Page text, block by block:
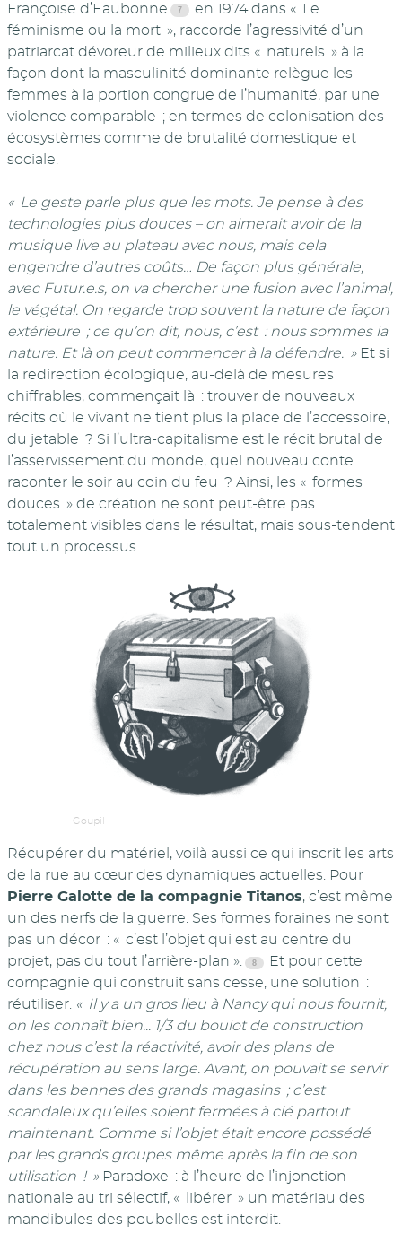
Françoise d’Eaubonne
en 1974 dans « Le
féminisme ou la mort », raccorde l’agressivité d’un
patriarcat dévoreur de milieux dits « naturels » à la
façon dont la masculinité dominante relègue les
femmes à la portion congrue de l’humanité, par une
violence comparable ; en termes de colonisation des
écosystèmes comme de brutalité domestique et
sociale.
« Le geste parle plus que les mots. Je pense à des
technologies plus douces – on aimerait avoir de la
musique live au plateau avec nous, mais cela
engendre d’autres coûts… De façon plus générale,
avec Futur.e.s, on va chercher une fusion avec l’animal,
le végétal. On regarde trop souvent la nature de façon
extérieure ; ce qu’on dit, nous, c’est : nous sommes la
nature. Et là on peut commencer à la défendre. »Et si
la redirection écologique, au-delà de mesures
chiffrables, commençait là : trouver de nouveaux
récits où le vivant ne tient plus la place de l’accessoire,
du jetable ? Si l’ultra-capitalisme est le récit brutal de
l’asservissement du monde, quel nouveau conte
raconter le soir au coin du feu ? Ainsi, les « formes
douces » de création ne sont peut-être pas
totalement visibles dans le résultat, mais sous-tendent
tout un processus.
Goupil
Récupérer du matériel, voilà aussi ce qui inscrit les arts
de la rue au cœur des dynamiques actuelles. Pour
Pierre Galotte de la compagnie Titanos, c’est même
un des nerfs de la guerre. Ses formes foraines ne sont
pas un décor : « c’est l’objet qui est au centre du
projet, pas du tout l’arrière-plan ».
Et pour cette
compagnie qui construit sans cesse, une solution :
réutiliser. « Il y a un gros lieu à Nancy qui nous fournit,
on les connaît bien... 1/3 du boulot de construction
chez nous c’est la réactivité, avoir des plans de
récupération au sens large. Avant, on pouvait se servir
dans les bennes des grands magasins ; c’est
scandaleux qu’elles soient fermées à clé partout
maintenant. Comme si l’objet était encore possédé
par les grands groupes même après la fin de son
utilisation ! »Paradoxe : à l’heure de l’injonction
nationale au tri sélectif, « libérer » un matériau des
mandibules des poubelles est interdit.